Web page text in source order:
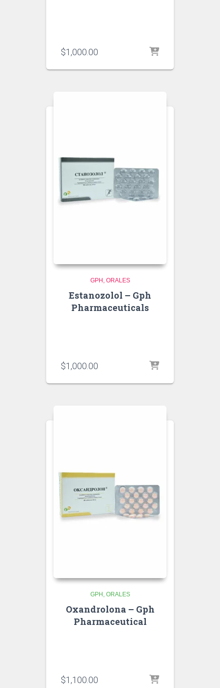
$1,000.00
GPH ORALES
Estanozolol – Gph
Pharmaceuticals
$1,000.00
GPH ORALES
Oxandrolona – Gph
Pharmaceutical
$1,100.00